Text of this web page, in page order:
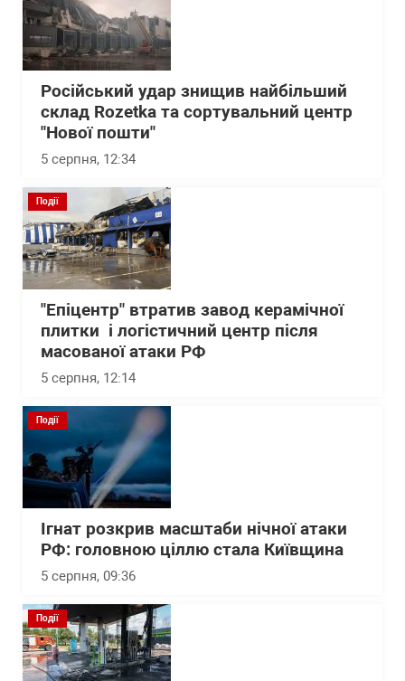
Російський удар знищив найбільший
склад Rozetka та сортувальний центр
"Нової пошти"
5 серпня, 12:34
Події
"Епіцентр" втратив завод керамічної
плитки і логістичний центр після
масованої атаки РФ
5 серпня, 12:14
Події
Ігнат розкрив масштаби нічної атаки
РФ: головною ціллю стала Київщина
5 серпня, 09:36
Події